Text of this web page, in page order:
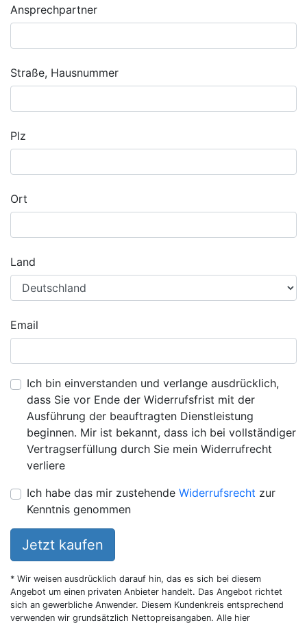
Ansprechpartner
Straße, Hausnummer
Plz
Ort
Land
Email
Ich bin einverstanden und verlange ausdrücklich,
dass Sie vor Ende der Widerrufsfrist mit der
Ausführung der beauftragten Dienstleistung
beginnen. Mir ist bekannt, dass ich bei vollständiger
Vertragserfüllung durch Sie mein Widerrufrecht
verliere
Ich habe das mir zustehende Widerrufsrecht zur
Kenntnis genommen
Jetzt kaufen
* Wir weisen ausdrücklich darauf hin, das es sich bei diesem
Angebot um einen privaten Anbieter handelt. Das Angebot richtet
sich an gewerbliche Anwender. Diesem Kundenkreis entsprechend
verwenden wir grundsätzlich Nettopreisangaben. Alle hier